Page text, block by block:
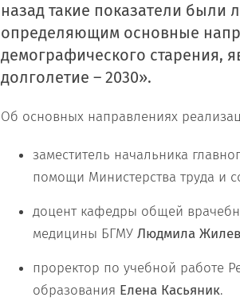
назад такие показатели были
определяющим основные
демографического старения,
долголетие – 2030».
Об основных направлениях
заместитель начальника
помощи Министерства труда и
доцент кафедры общей
медицины БГМУ Людмила
проректор по учебной работе
образования Елена Касьяник.